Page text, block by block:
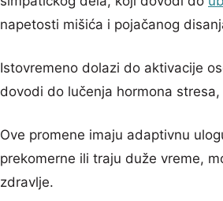
napetosti mišića i pojačanog
Istovremeno dolazi do aktivacije
dovodi do lučenja hormona
Ove promene imaju adaptivnu
prekomerne ili traju duže vreme,
zdravlje.